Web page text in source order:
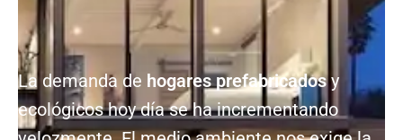
La demanda de hogares prefabricadosy
ecológicos hoy día se ha incrementando